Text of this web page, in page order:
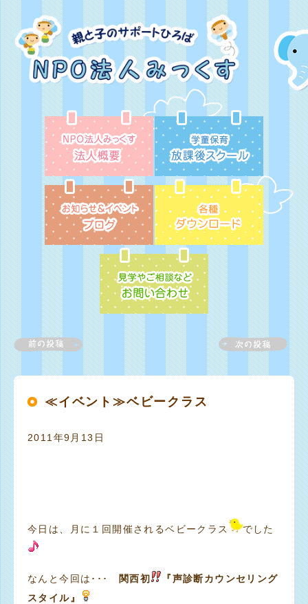
≪イベント≫ベビークラス
2011年9月13日
今日は、月に１回開催されるベビークラス でした
なんと今回は･･･ 関西初
『声診断カウンセリング
スタイル』